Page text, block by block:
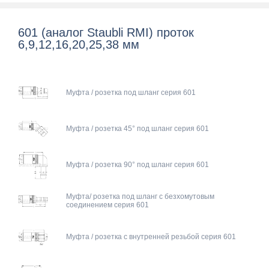
601 (аналог Staubli RMI) проток
6,9,12,16,20,25,38 мм
Муфта / розетка под шланг серия 601
Муфта / розетка 45° под шланг серия 601
Муфта / розетка 90° под шланг серия 601
Муфта/ розетка под шланг с безхомутовым
соединением серия 601
Муфта / розетка с внутренней резьбой серия 601